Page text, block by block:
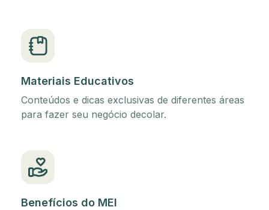
Materiais Educativos
Conteúdos e dicas exclusivas de diferentes áreas
para fazer seu negócio decolar.
Benefícios do MEI